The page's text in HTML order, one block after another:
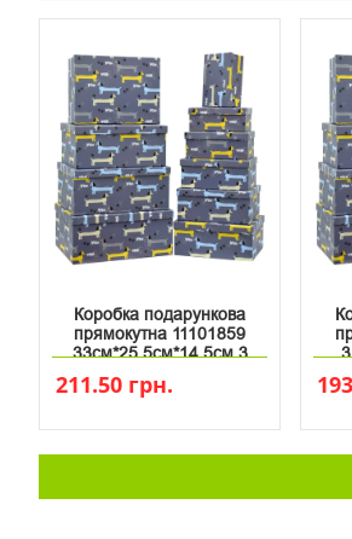
Коробка подарункова
прямокутна 11101859
33см*25.5см*14.5см 3
211.50 грн.